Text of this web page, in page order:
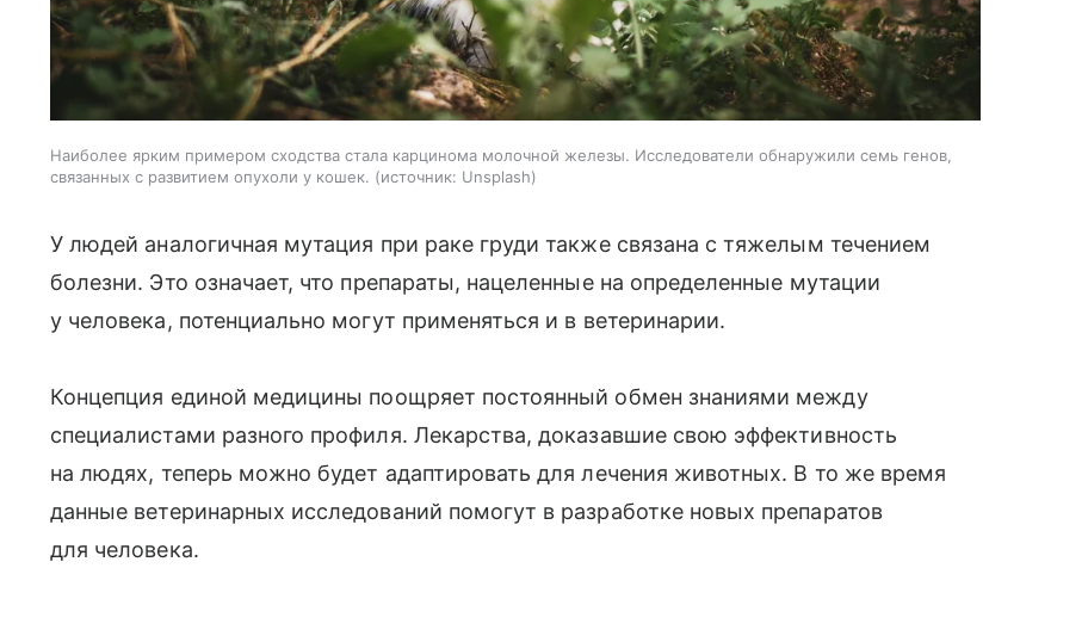
Наиболее ярким примером сходства стала карцинома молочной железы. Исследователи обнаружили семь генов,
связанных с развитием опухоли у кошек.
источник: Unsplash
У людей аналогичная мутация при раке груди также связана с тяжелым течением
болезни. Это означает, что препараты, нацеленные на определенные мутации
у человека, потенциально могут применяться и в ветеринарии.
Концепция единой медицины поощряет постоянный обмен знаниями между
специалистами разного профиля. Лекарства, доказавшие свою эффективность
на людях, теперь можно будет адаптировать для лечения животных. В то же время
данные ветеринарных исследований помогут в разработке новых препаратов
для человека.